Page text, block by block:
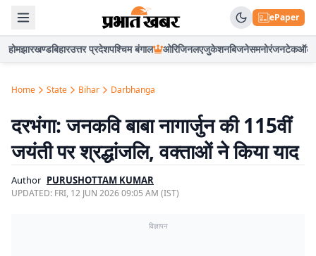
ePaper
होमझारखण्डबिहारउत्तर प्रदेशपश्चिम बंगाल ओरिजिनलएजुकेशनबिजनेसमनोरंजनटेकऑटो
Home State Bihar Darbhanga
दरभंगा: जनकवि बाबा नागार्जुन की 115वीं
जयंती पर श्रद्धांजलि, वक्ताओं ने किया याद
Author PURUSHOTTAM KUMAR
UPDATED: FRI, 12 JUN 2026 09:05 AM (IST)
विज्ञापन